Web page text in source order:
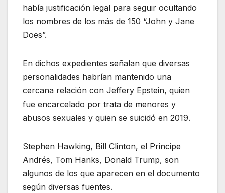
había justificación legal para seguir ocultando
los nombres de los más de 150 “John y Jane
Does”.
En dichos expedientes señalan que diversas
personalidades habrían mantenido una
cercana relación con Jeffery Epstein, quien
fue encarcelado por trata de menores y
abusos sexuales y quien se suicidó en 2019.
Stephen Hawking, Bill Clinton, el Principe
Andrés, Tom Hanks, Donald Trump, son
algunos de los que aparecen en el documento
según diversas fuentes.